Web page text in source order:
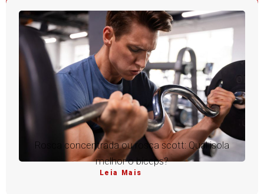
Rosca concentrada ou rosca scott: Qual isola
melhor o bíceps?
Leia Mais